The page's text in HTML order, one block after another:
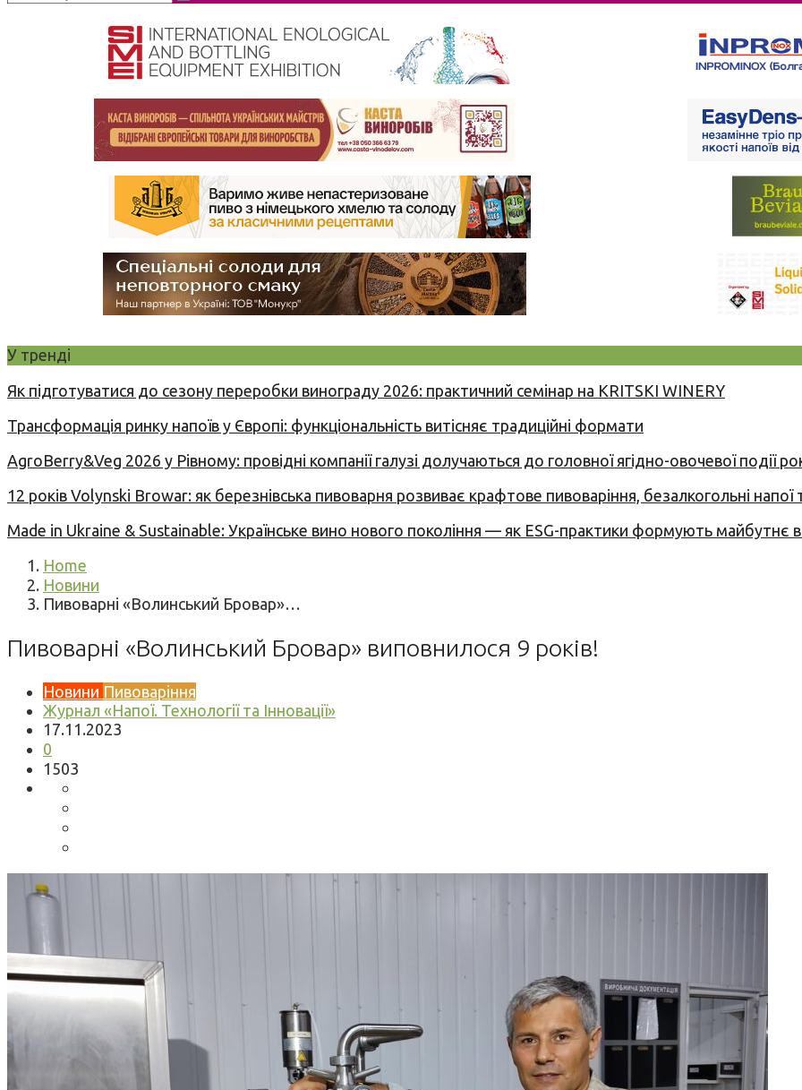
У тренді
Як підготуватися до сезону переробки винограду 2026: практичний семінар на KRITSKI WINERY
Трансформація ринку напоїв у Європі: функціональність витісняє традиційні формати
AgroBerry&Veg 2026 у Рівному: провідні компанії галузі долучаються до головної ягідно-овочевої події
12 років Volynski Browar: як березнівська пивоварня розвиває крафтове пивоваріння, безалкогольні напої
Made in Ukraine & Sustainable: Українське вино нового покоління — як ESG-практики формують майбутнє
Home
Новини
Пивоварні «Волинський Бровар»…
Пивоварні «Волинський Бровар» виповнилося 9 років!
Новини Пивоваріння
Журнал «Напої. Технології та Інновації»
17.11.2023
0
1503